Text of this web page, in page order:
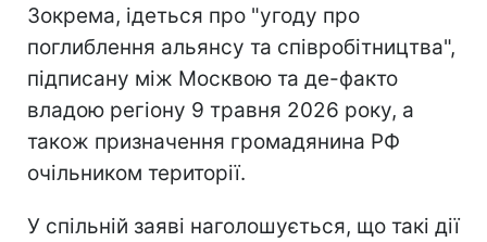
Зокрема, ідеться про "угоду про
поглиблення альянсу та співробітництва",
підписану між Москвою та де-факто
владою регіону 9 травня 2026 року, а
також призначення громадянина РФ
очільником території.
У спільній заяві наголошується, що такі дії